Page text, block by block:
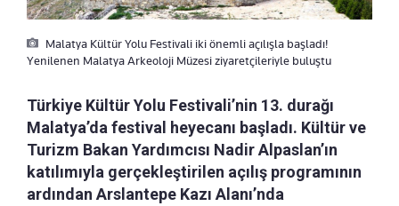
Malatya Kültür Yolu Festivali iki önemli açılışla başladı!
Yenilenen Malatya Arkeoloji Müzesi ziyaretçileriyle buluştu
Türkiye Kültür Yolu Festivali’nin 13. durağı
Malatya’da festival heyecanı başladı. Kültür ve
Turizm Bakan Yardımcısı Nadir Alpaslan’ın
katılımıyla gerçekleştirilen açılış programının
ardından Arslantepe Kazı Alanı’nda